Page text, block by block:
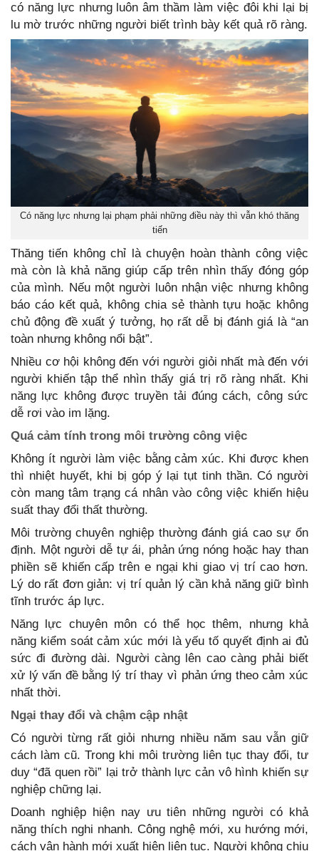
có năng lực nhưng luôn âm thầm làm việc đôi khi lại bị
lu mờ trước những người biết trình bày kết quả rõ ràng.
Có năng lực nhưng lại phạm phải những điều này thì vẫn khó thăng
tiến
Thăng tiến không chỉ là chuyện hoàn thành công việc
mà còn là khả năng giúp cấp trên nhìn thấy đóng góp
của mình. Nếu một người luôn nhận việc nhưng không
báo cáo kết quả, không chia sẻ thành tựu hoặc không
chủ động đề xuất ý tưởng, họ rất dễ bị đánh giá là “an
toàn nhưng không nổi bật”.
Nhiều cơ hội không đến với người giỏi nhất mà đến với
người khiến tập thể nhìn thấy giá trị rõ ràng nhất. Khi
năng lực không được truyền tải đúng cách, công sức
dễ rơi vào im lặng.
Quá cảm tính trong môi trường công việc
Không ít người làm việc bằng cảm xúc. Khi được khen
thì nhiệt huyết, khi bị góp ý lại tụt tinh thần. Có người
còn mang tâm trạng cá nhân vào công việc khiến hiệu
suất thay đổi thất thường.
Môi trường chuyên nghiệp thường đánh giá cao sự ổn
định. Một người dễ tự ái, phản ứng nóng hoặc hay than
phiền sẽ khiến cấp trên e ngại khi giao vị trí cao hơn.
Lý do rất đơn giản: vị trí quản lý cần khả năng giữ bình
tĩnh trước áp lực.
Năng lực chuyên môn có thể học thêm, nhưng khả
năng kiểm soát cảm xúc mới là yếu tố quyết định ai đủ
sức đi đường dài. Người càng lên cao càng phải biết
xử lý vấn đề bằng lý trí thay vì phản ứng theo cảm xúc
nhất thời.
Ngại thay đổi và chậm cập nhật
Có người từng rất giỏi nhưng nhiều năm sau vẫn giữ
cách làm cũ. Trong khi môi trường liên tục thay đổi, tư
duy “đã quen rồi” lại trở thành lực cản vô hình khiến sự
nghiệp chững lại.
Doanh nghiệp hiện nay ưu tiên những người có khả
năng thích nghi nhanh. Công nghệ mới, xu hướng mới,
cách vận hành mới xuất hiện liên tục. Người không chịu